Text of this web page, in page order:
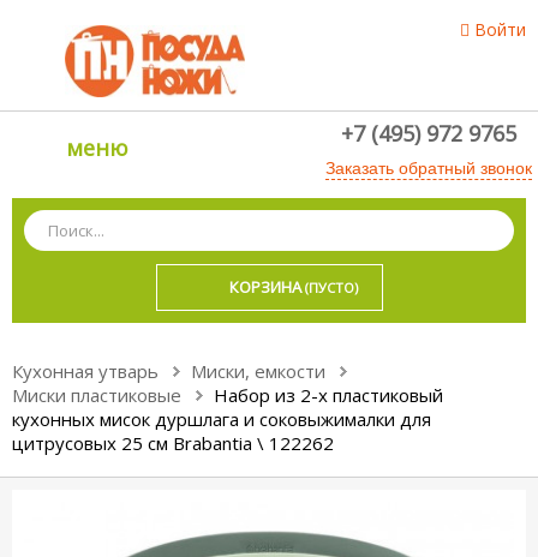
Войти
меню +7 (495) 972 9765
Заказать обратный звонок
КОРЗИНА (ПУСТО)
Кухонная утварь
Миски, емкости
Миски пластиковые
Набор из 2-х пластиковый
кухонных мисок дуршлага и соковыжималки для
цитрусовых 25 см Brabantia \ 122262